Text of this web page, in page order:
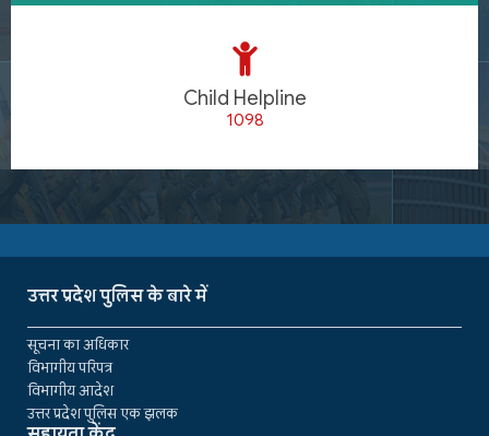
Child Helpline
1098
उत्तर प्रदेश पुलिस के बारे में
सूचना का अधिकार
विभागीय परिपत्र
विभागीय आदेश
उत्तर प्रदेश पुलिस एक झलक